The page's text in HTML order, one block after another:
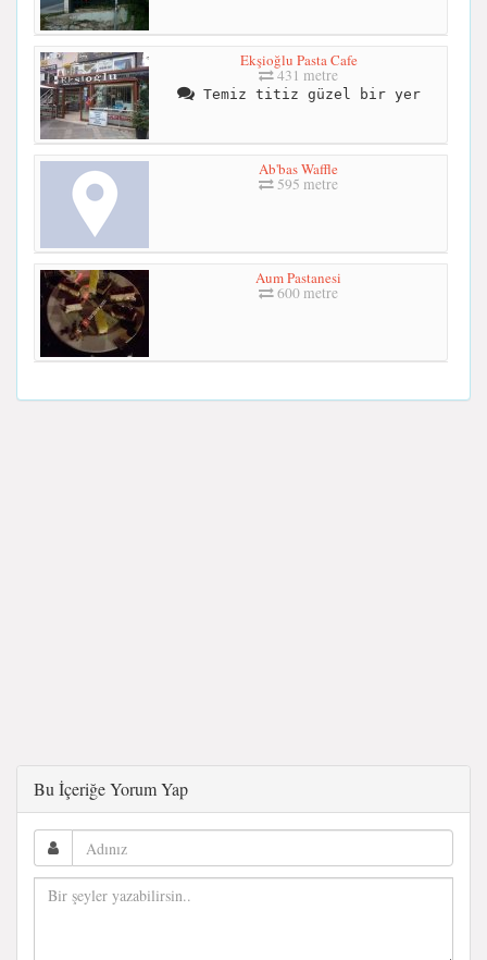
Ekşioğlu Pasta Cafe
431 metre
Temiz titiz güzel bir yer
Ab'bas Waffle
595 metre
Aum Pastanesi
600 metre
Bu İçeriğe Yorum Yap